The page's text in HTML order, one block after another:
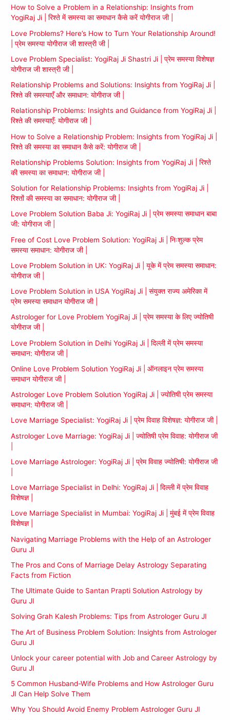
How to Solve a Problem in a Relationship: Insights from
YogiRaj Ji | रिश्ते में समस्या का समाधान कैसे करें योगीराज जी |
Love Problems? Here’s How to Turn Your Relationship Around!
| प्रेम समस्या योगीराज जी शास्त्री जी |
Love Problem Specialist: YogiRaj Ji Shastri Ji | प्रेम समस्या विशेषज्ञ
योगीराज जी शास्त्री जी |
Relationship Problems and Solutions: Insights from YogiRaj Ji |
रिश्ते की समस्याएँ और समाधान: योगीराज जी |
Relationship Problems: Insights and Guidance from YogiRaj Ji |
रिश्ते की समस्याएँ: योगीराज जी |
How to Solve a Relationship Problem: Insights from YogiRaj Ji |
रिश्ते की समस्या का समाधान कैसे करें: योगीराज जी |
Relationship Problems Solution: Insights from YogiRaj Ji | रिश्ते
की समस्या का समाधान: योगीराज जी |
Solution for Relationship Problems: Insights from YogiRaj Ji |
रिश्तों की समस्या का समाधान: योगीराज जी |
Love Problem Solution Baba Ji: YogiRaj Ji | प्रेम समस्या समाधान बाबा
जी: योगीराज जी |
Free of Cost Love Problem Solution: YogiRaj Ji | निःशुल्क प्रेम
समस्या समाधान: योगीराज जी |
Love Problem Solution in UK: YogiRaj Ji | यूके में प्रेम समस्या समाधान:
योगीराज जी |
Love Problem Solution in USA YogiRaj Ji | संयुक्त राज्य अमेरिका में
प्रेम समस्या समाधान योगीराज जी |
Astrologer for Love Problem YogiRaj Ji | प्रेम समस्या के लिए ज्योतिषी
योगीराज जी |
Love Problem Solution in Delhi YogiRaj Ji | दिल्ली में प्रेम समस्या
समाधान: योगीराज जी |
Online Love Problem Solution YogiRaj Ji | ऑनलाइन प्रेम समस्या
समाधान योगीराज जी |
Astrologer Love Problem Solution YogiRaj Ji | ज्योतिषी प्रेम समस्या
समाधान: योगीराज जी |
Love Marriage Specialist: YogiRaj Ji | प्रेम विवाह विशेषज्ञ: योगीराज जी |
Astrologer Love Marriage: YogiRaj Ji | ज्योतिषी प्रेम विवाह: योगीराज जी
Love Marriage Astrologer: YogiRaj Ji | प्रेम विवाह ज्योतिषी: योगीराज जी
Love Marriage Specialist in Delhi: YogiRaj Ji | दिल्ली में प्रेम विवाह
विशेषज्ञ |
Love Marriage Specialist in Mumbai: YogiRaj Ji | मुंबई में प्रेम विवाह
विशेषज्ञ |
Navigating Marriage Problems with the Help of an Astrologer
Guru JI
The Pros and Cons of Marriage Delay Astrology Separating
Facts from Fiction
The Ultimate Guide to Santan Prapti Solution Astrology by
Guru JI
Solving Grah Kalesh Problems: Tips from Astrologer Guru JI
The Art of Business Problem Solution: Insights from Astrologer
Guru JI
Unlock your career potential with Job and Career Astrology by
Guru JI
5 Common Husband-Wife Problems and How Astrologer Guru
JI Can Help Solve Them
Why You Should Avoid Enemy Problem Astrologer Guru JI